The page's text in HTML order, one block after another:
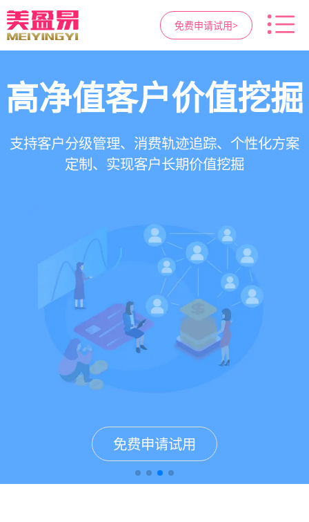
免费申请试用>
智慧医美管理系统
一站式解决医美机构预约、咨询、手术安排、会
员管理、财务核算全流程管理
免费申请试用
医疗资源调度管理
支持电子病历、医生排班、手术室管理、智能预
约分配，科学安排医疗资源
免费申请试用
高净值客户价值挖掘
支持客户分级管理、消费轨迹追踪、个性化方案
定制、实现客户长期价值挖掘
免费申请试用
营销与私域运营
提供小程序商城、私域scrm、项目套餐、裂变分
销多种营销工具，助力获客与转化
免费申请试用